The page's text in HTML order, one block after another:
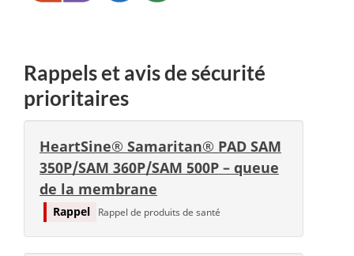
Rappels et avis de sécurité
prioritaires
HeartSine® Samaritan® PAD SAM
350P/SAM 360P/SAM 500P – queue
de la membrane
Rappel Rappel de produits de santé